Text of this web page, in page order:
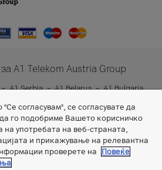
A1 Telekom Austria Group
A1 Serbia A1 Belarus
A1 Bulgaria
A1 Digital
согласувам", се согласувате да
го подобриме Вашето корисничко
на употребата на веб-страната,
и прикажување на релевантна
проверете на
Повеќе